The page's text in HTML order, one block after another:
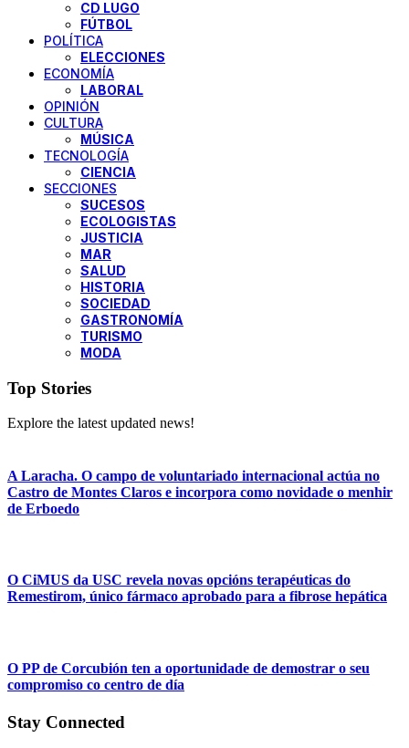
CD LUGO
FÚTBOL
POLÍTICA
ELECCIONES
ECONOMÍA
LABORAL
OPINIÓN
CULTURA
MÚSICA
TECNOLOGÍA
CIENCIA
SECCIONES
SUCESOS
ECOLOGISTAS
JUSTICIA
MAR
SALUD
HISTORIA
SOCIEDAD
GASTRONOMÍA
TURISMO
MODA
Top Stories
Explore the latest updated news!
A Laracha. O campo de voluntariado internacional actúa no
Castro de Montes Claros e incorpora como novidade o menhir
de Erboedo
O CiMUS da USC revela novas opcións terapéuticas do
Remestirom, único fármaco aprobado para a fibrose hepática
O PP de Corcubión ten a oportunidade de demostrar o seu
compromiso co centro de día
Stay Connected